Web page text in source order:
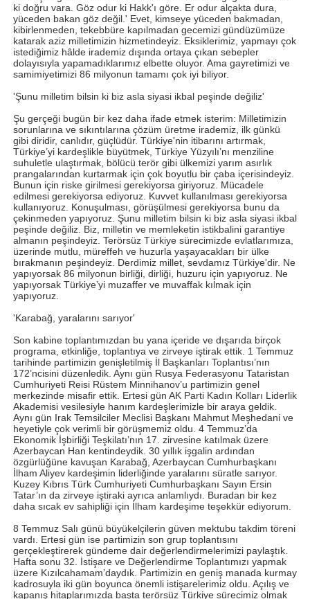
ki doğru vara. Göz odur ki Hakk'ı göre. Er odur alçakta dura,
yüceden bakan göz değil.' Evet, kimseye yüceden bakmadan,
kibirlenmeden, tekebbüre kapılmadan gecemizi gündüzümüze
katarak aziz milletimizin hizmetindeyiz. Eksiklerimiz, yapmayı çok
istediğimiz hâlde irademiz dışında ortaya çıkan sebepler
dolayısıyla yapamadıklarımız elbette oluyor. Ama gayretimizi ve
samimiyetimizi 86 milyonun tamamı çok iyi biliyor.
'Şunu milletim bilsin ki biz asla siyasi ikbal peşinde değiliz'
Şu gerçeği bugün bir kez daha ifade etmek isterim: Milletimizin
sorunlarına ve sıkıntılarına çözüm üretme irademiz, ilk günkü
gibi diridir, canlıdır, güçlüdür. Türkiye'nin itibarını artırmak,
Türkiye’yi kardeşlikle büyütmek, Türkiye Yüzyılı’nı menziline
suhuletle ulaştırmak, bölücü terör gibi ülkemizi yarım asırlık
prangalarından kurtarmak için çok boyutlu bir çaba içerisindeyiz.
Bunun için riske girilmesi gerekiyorsa giriyoruz. Mücadele
edilmesi gerekiyorsa ediyoruz. Kuvvet kullanılması gerekiyorsa
kullanıyoruz. Konuşulması, görüşülmesi gerekiyorsa bunu da
çekinmeden yapıyoruz. Şunu milletim bilsin ki biz asla siyasi ikbal
peşinde değiliz. Biz, milletin ve memleketin istikbalini garantiye
almanın peşindeyiz. Terörsüz Türkiye sürecimizde evlatlarımıza,
üzerinde mutlu, müreffeh ve huzurla yaşayacakları bir ülke
bırakmanın peşindeyiz. Derdimiz millet, sevdamız Türkiye'dir. Ne
yapıyorsak 86 milyonun birliği, dirliği, huzuru için yapıyoruz. Ne
yapıyorsak Türkiye’yi muzaffer ve muvaffak kılmak için
yapıyoruz.
'Karabağ, yaralarını sarıyor'
Son kabine toplantımızdan bu yana içeride ve dışarıda birçok
programa, etkinliğe, toplantıya ve zirveye iştirak ettik. 1 Temmuz
tarihinde partimizin genişletilmiş İl Başkanları Toplantısı’nın
172’ncisini düzenledik. Aynı gün Rusya Federasyonu Tataristan
Cumhuriyeti Reisi Rüstem Minnihanov’u partimizin genel
merkezinde misafir ettik. Ertesi gün AK Parti Kadın Kolları Liderlik
Akademisi vesilesiyle hanım kardeşlerimizle bir araya geldik.
Aynı gün Irak Temsilciler Meclisi Başkanı Mahmut Meşhedani ve
heyetiyle çok verimli bir görüşmemiz oldu. 4 Temmuz’da
Ekonomik İşbirliği Teşkilatı’nın 17. zirvesine katılmak üzere
Azerbaycan Han kentindeydik. 30 yıllık işgalin ardından
özgürlüğüne kavuşan Karabağ, Azerbaycan Cumhurbaşkanı
İlham Aliyev kardeşimin liderliğinde yaralarını süratle sarıyor.
Kuzey Kıbrıs Türk Cumhuriyeti Cumhurbaşkanı Sayın Ersin
Tatar’ın da zirveye iştiraki ayrıca anlamlıydı. Buradan bir kez
daha sıcak ev sahipliği için İlham kardeşime teşekkür ediyorum.
8 Temmuz Salı günü büyükelçilerin güven mektubu takdim töreni
vardı. Ertesi gün ise partimizin son grup toplantısını
gerçekleştirerek gündeme dair değerlendirmelerimizi paylaştık.
Hafta sonu 32. İstişare ve Değerlendirme Toplantımızı yapmak
üzere Kızılcahamam’daydık. Partimizin en geniş manada kurmay
kadrosuyla iki gün boyunca önemli istişarelerimiz oldu. Açılış ve
kapanış hitaplarımızda başta terörsüz Türkiye sürecimiz olmak